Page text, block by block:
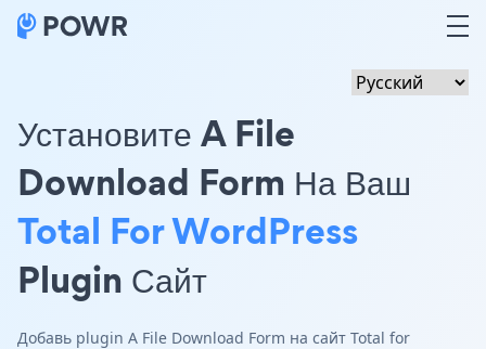
Установите A File
Download Form На Ваш
Total For WordPress
Plugin Сайт
Добавь plugin A File Download Form на сайт Total for